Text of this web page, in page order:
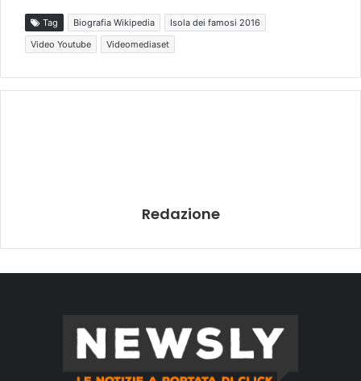
Tag Biografia Wikipedia
Isola dei famosi 2016
Video Youtube
Videomediaset
Redazione